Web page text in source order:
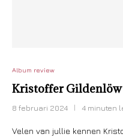
Album review
Kristoffer
8 februari 2024 4 minuten
Velen van jullie kennen